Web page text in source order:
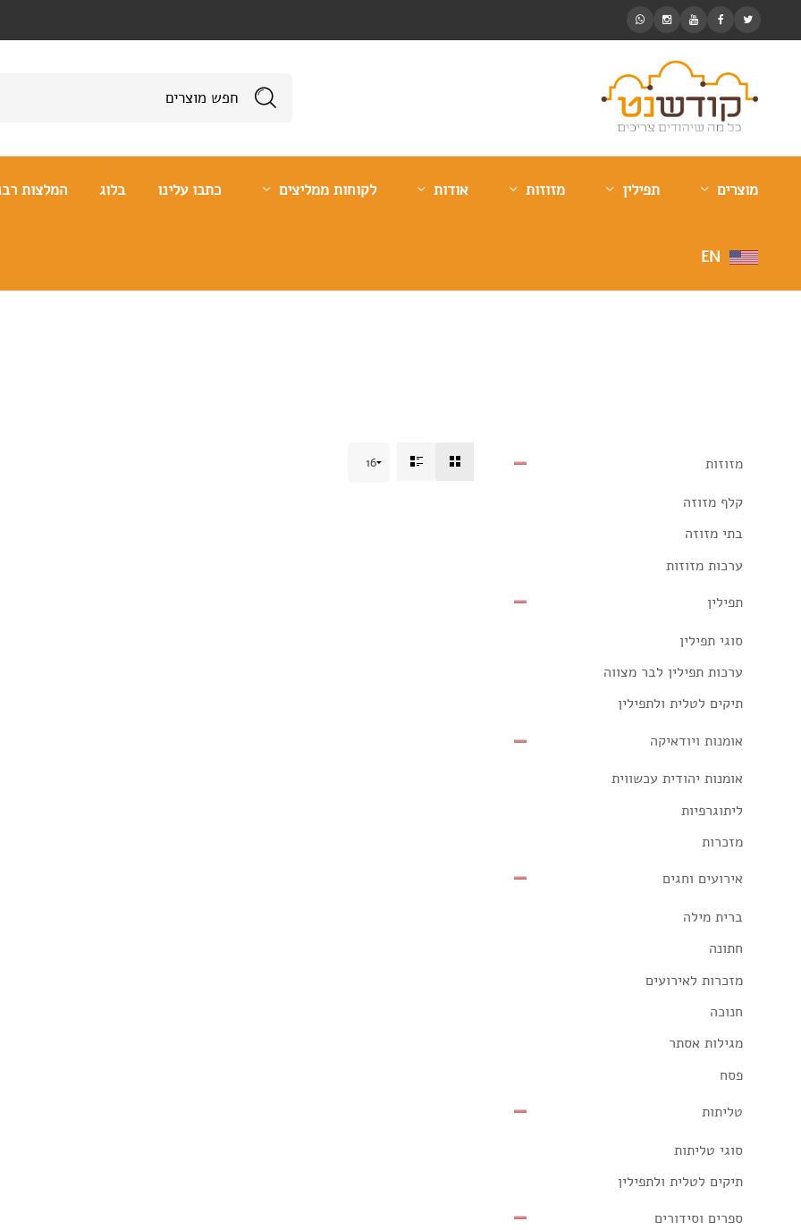
מוצרים תפילין מזוזות אודות לקוחות ממליצים כתבו עלינו בלוג המלצות
EN
מזוזות
קלף מזוזה
בתי מזוזה
ערכות מזוזות
תפילין
סוגי תפילין
ערכות תפילין לבר מצווה
תיקים לטלית ולתפילין
אומנות ויודאיקה
אומנות יהודית עכשווית
ליתוגרפיות
מזכרות
אירועים וחגים
ברית מילה
חתונה
מזכרות לאירועים
חנוכה
מגילות אסתר
פסח
טליתות
סוגי טליתות
תיקים לטלית ולתפילין
ספרים וסידורים